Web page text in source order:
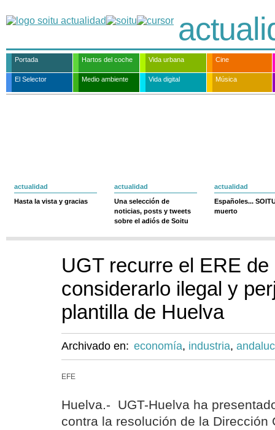
Portada Hartos del coche Vida urbana Cine
El Selector Medio ambiente Vida digital Música
actualidad
Hasta la vista y gracias
actualidad
Una selección de
noticias, posts y tweets
sobre el adiós de Soitu
actualidad
Españoles...
muerto
UGT recurre el ERE
considerarlo ilegal y
plantilla de Huelva
Archivado en: economía, industria,
EFE
Huelva.- UGT-Huelva ha
contra la resolución de la Dirección